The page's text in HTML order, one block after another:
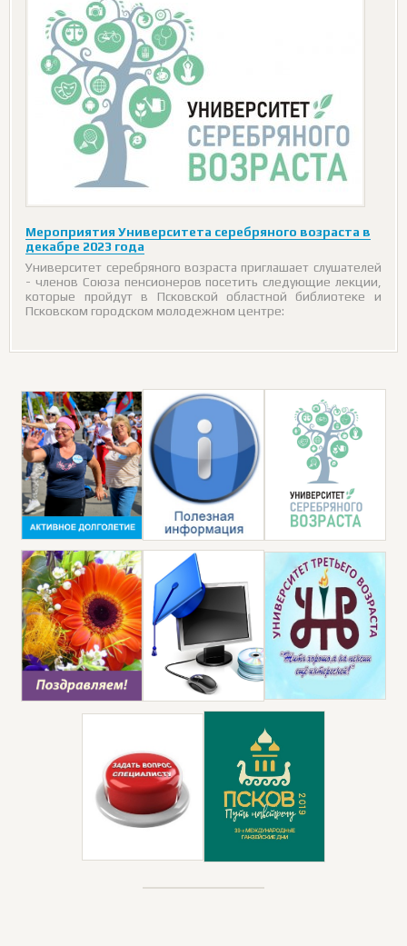
Мероприятия Университета серебряного возраста в
декабре 2023 года
Университет серебряного возраста приглашает слушателей
- членов Союза пенсионеров посетить следующие лекции,
которые пройдут в Псковской областной библиотеке и
Псковском городском молодежном центре: